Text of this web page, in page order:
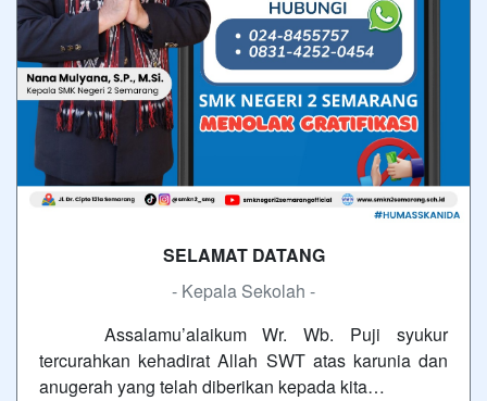
SELAMAT DATANG
- Kepala Sekolah -
Assalamu’alaikum Wr. Wb. Puji syukur
tercurahkan kehadirat Allah SWT atas karunia dan
anugerah yang telah diberikan kepada kita…